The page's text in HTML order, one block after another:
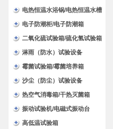
电热恒温水浴锅/电热恒温水槽
电子防潮柜/电子防潮箱
二氧化硫试验箱/硫化氢试验箱
淋雨（防水）试验设备
霉菌试验箱/霉菌培养箱
沙尘（防尘）试验设备
热空气消毒箱/干热灭菌箱
振动试验机/电磁式振动台
高低温试验箱